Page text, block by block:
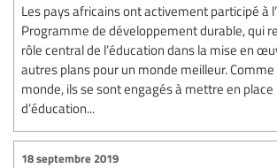
Les pays africains ont activement participé à
Programme de développement durable, qui
rôle central de l’éducation dans la mise en
autres plans pour un monde meilleur. Comme
monde, ils se sont engagés à mettre en
d’éducation...
18 septembre 2019